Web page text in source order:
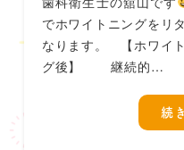
でホワイトニングをリ
なります。 【ホワイ
グ後】 継続的…
続